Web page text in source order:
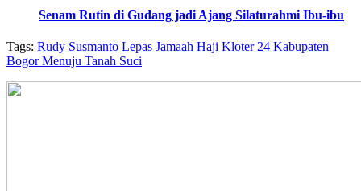
Senam Rutin di Gudang jadi Ajang Silaturahmi Ibu-ibu
Tags: Rudy Susmanto Lepas Jamaah Haji Kloter 24 Kabupaten
Bogor Menuju Tanah Suci